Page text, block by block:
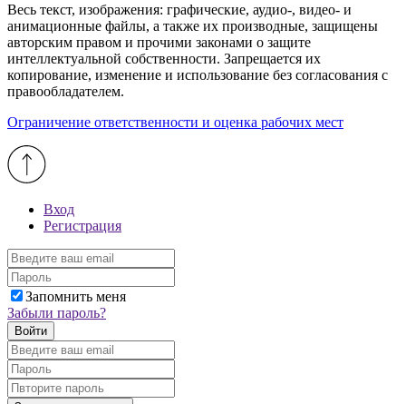
Весь текст, изображения: графические, аудио-, видео- и
анимационные файлы, а также их производные, защищены
авторским правом и прочими законами о защите
интеллектуальной собственности. Запрещается их
копирование, изменение и использование без согласования с
правообладателем.
Ограничение ответственности и оценка рабочих мест
Вход
Регистрация
Запомнить меня
Забыли пароль?